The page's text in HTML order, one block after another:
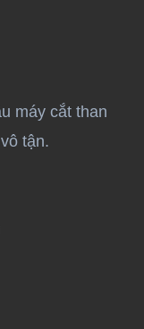
máy cắt than
tận.